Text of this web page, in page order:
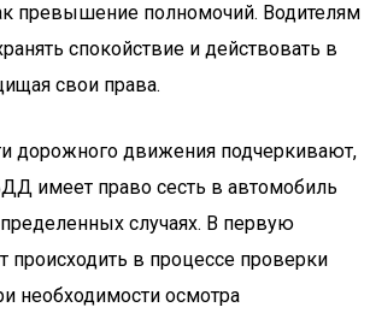
превышение полномочий. Водителям
спокойствие и действовать в
свои права.
дорожного движения подчеркивают,
имеет право сесть в автомобиль
случаях. В первую
происходить в процессе проверки
необходимости осмотра